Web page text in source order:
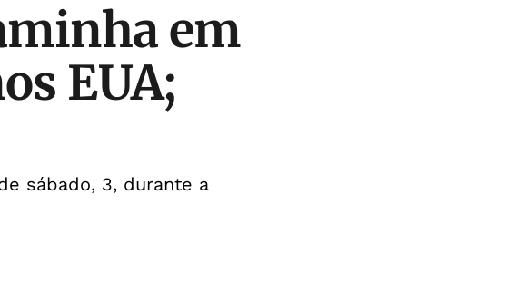
em
EUA;
sábado, 3, durante a